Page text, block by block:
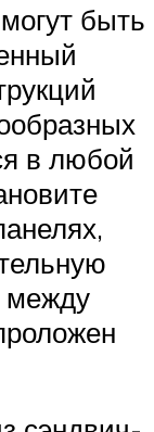
быть
в любой
между